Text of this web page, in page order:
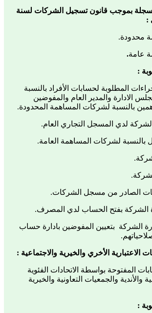
بموجب قانون تسجيل الشركات لسنة
محدودة.
عامة.
:
المطلوبة لحسابات الأفراد بالنسبة
الادارة والمدير العام والمفوضين
بالنسبة لشركات المساهمة المحدودة.
لدي المسجل التجاري العام.
بالنسبة لشركات المساهمة العامة.
الشركة بفتح الحساب لدي المصرف.
الشركة بتعيين المفوضين بادارة حساب
الأخري والخيرية والاجتماعية :
المفتوحة بواسطة الاتحادات الفئوية
والأندية والجمعيات التعاونية والخيرية
: